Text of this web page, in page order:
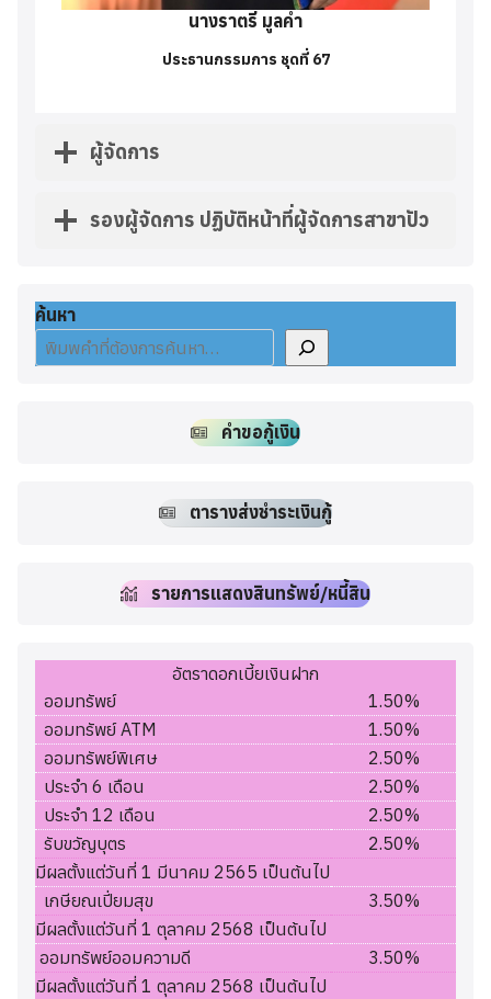
นางราตรี มูลคำ
ประธานกรรมการ ชุดที่ 67
ผู้จัดการ
รองผู้จัดการ ปฏิบัติหน้าที่ผู้จัดการสาขาปัว
ค้นหา
คำขอกู้เงิน
ตารางส่งชำระเงินกู้
รายการแสดงสินทรัพย์/หนี้สิน
อัตราดอกเบี้ยเงินฝาก
ออมทรัพย์
1.50%
ออมทรัพย์ ATM
1.50%
ออมทรัพย์พิเศษ
2.50%
ประจำ 6 เดือน
2.50%
ประจำ 12 เดือน
2.50%
รับขวัญบุตร
2.50%
มีผลตั้งแต่วันที่ 1 มีนาคม 2565 เป็นต้นไป
เกษียณเปี่ยมสุข
3.50%
มีผลตั้งแต่วันที่ 1 ตุลาคม 2568 เป็นต้นไป
ออมทรัพย์ออมความดี
3.50%
มีผลตั้งแต่วันที่ 1 ตุลาคม 2568 เป็นต้นไป